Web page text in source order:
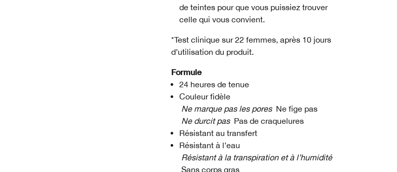
de teintes pour que vous puissiez trouver
celle qui vous convient.
*Test clinique sur 22 femmes, après 10 jours
d’utilisation du produit.
Formule
24 heures de tenue
Couleur fidèle
Ne marque pas les pores Ne fige pas
Ne durcit pas Pas de craquelures
Résistant au transfert
Résistant à l’eau
Résistant à la transpiration et à l’humidité
Sans corps gras